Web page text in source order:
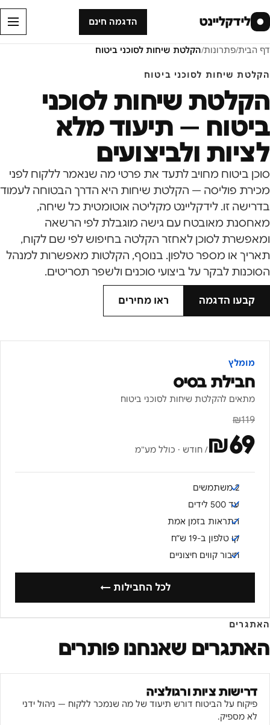
● לידקליינט הדגמה חינם
דף הבית/פתרונות/הקלטת שיחות לסוכני ביטוח
הקלטת שיחות לסוכני ביטוח
הקלטת שיחות לסוכני
ביטוח — תיעוד מלא
לציות ולביצועים
סוכן ביטוח מחויב לתעד את פרטי מה שנאמר ללקוח לפני
מכירת פוליסה — הקלטת שיחות היא הדרך הבטוחה לעמוד
בדרישה זו. לידקליינט מקליטה אוטומטית כל שיחה,
מאחסנת מאובטח עם גישה מוגבלת לפי הרשאה
ומאפשרת לסוכן לאחזר הקלטה בחיפוש לפי שם לקוח,
תאריך או מספר טלפון. בנוסף, הקלטות מאפשרות למנהל
הסוכנות לבקר על ביצועי סוכנים ולשפר תסריטים.
קבעו הדגמה ראו מחירים
מומלץ
חבילת בסיס
מתאים להקלטת שיחות לסוכני ביטוח
₪119
₪69 / חודש · כולל מע"מ
2 משתמשים
עד 500 לידים
התראות בזמן אמת
קו טלפון ב-19 ש״ח
חיבור קווים חיצוניים
לכל החבילות ←
האתגרים
האתגרים שאנחנו פותרים
דרישות ציות ורגולציה
פיקוח על הביטוח דורש תיעוד של מה שנמכר ללקוח — ניהול ידני
לא מספיק.